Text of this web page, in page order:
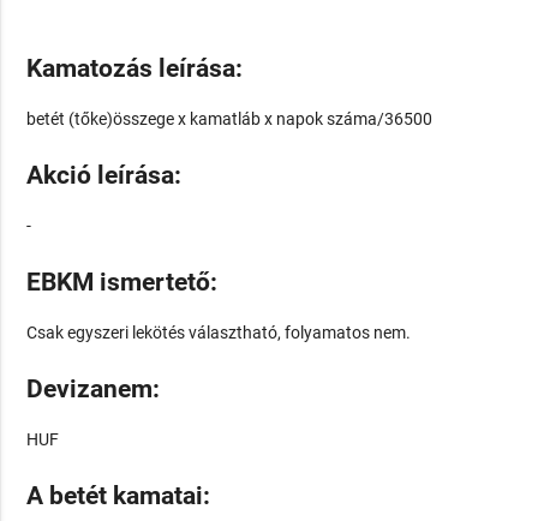
Kamatozás leírása:
betét (tőke)összege x kamatláb x napok száma/36500
Akció leírása:
-
EBKM ismertető:
Csak egyszeri lekötés választható, folyamatos nem.
Devizanem:
HUF
A betét kamatai: